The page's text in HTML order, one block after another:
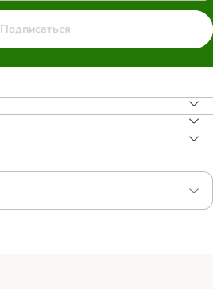
Подписаться